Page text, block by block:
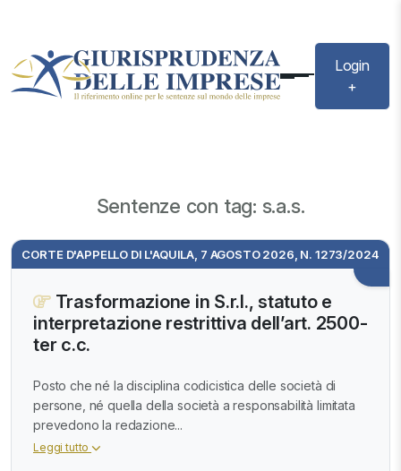
Login
+
Sentenze con tag: s.a.s.
CORTE D'APPELLO DI L'AQUILA, 7 AGOSTO 2026, N. 1273/2024
Trasformazione in S.r.l., statuto e
interpretazione restrittiva dell’art. 2500-
ter c.c.
Posto che né la disciplina codicistica delle società di
persone, né quella della società a responsabilità limitata
prevedono la redazione...
Leggi tutto